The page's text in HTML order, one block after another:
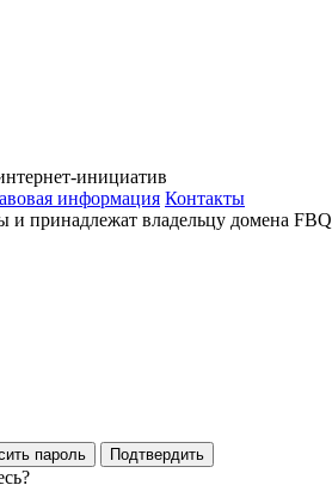
инициатив
информация Контакты
принадлежат владельцу домена FBQ
пароль Подтвердить